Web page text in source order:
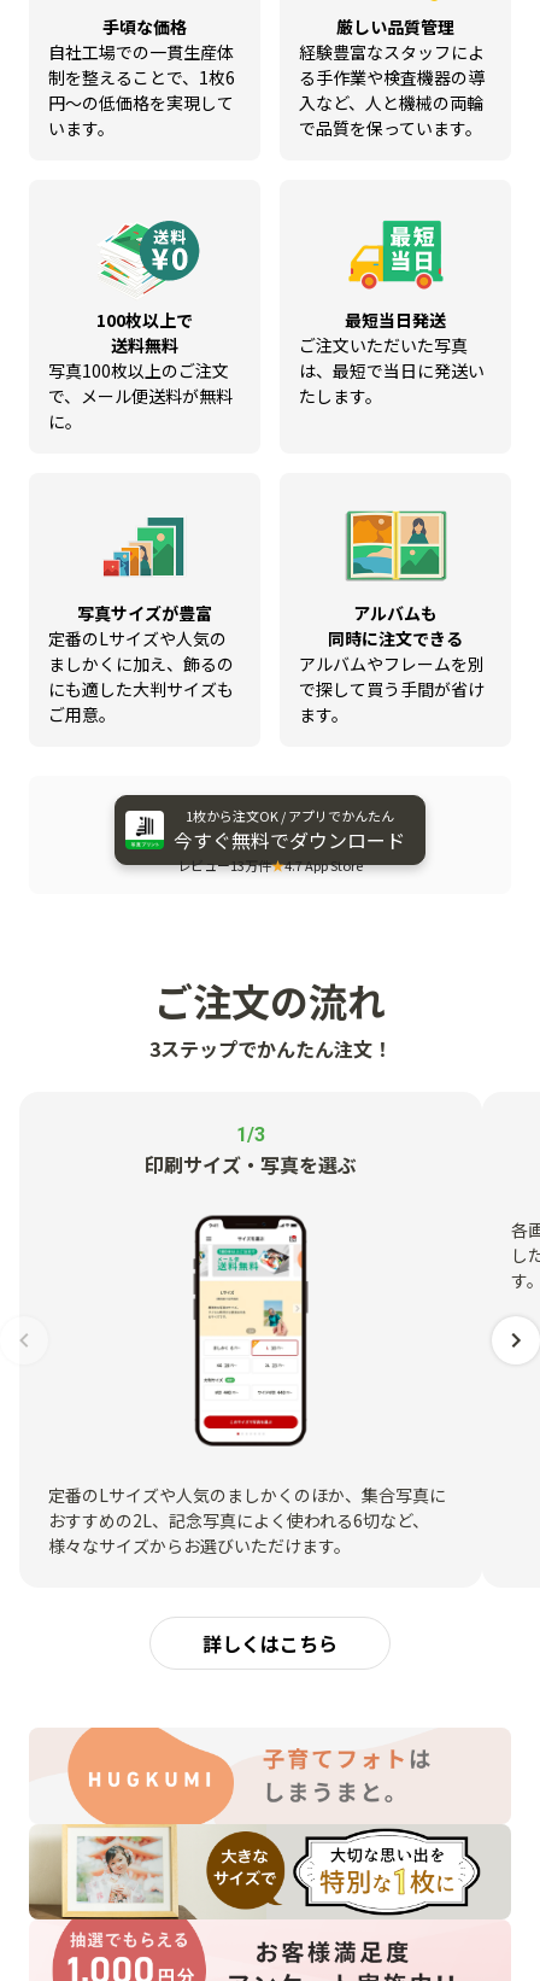
手頃な価格
自社工場での一貫生産体
制を整えることで、1枚6
円～の低価格を実現して
います。
厳しい品質管理
経験豊富なスタッフによ
る手作業や検査機器の導
入など、人と機械の両輪
で品質を保っています。
100枚以上で
送料無料
写真100枚以上のご注文
で、メール便送料が無料
に。
最短当日発送
ご注文いただいた写真
は、最短で当日に発送い
たします。
写真サイズが豊富
定番のLサイズや人気の
ましかくに加え、飾るの
にも適した大判サイズも
ご用意。
アルバムも
同時に注文できる
アルバムやフレームを別
で探して買う手間が省け
ます。
1枚から​注文OK / アプリで​かんたん
今すぐ​無料で​ダウンロード
レビュー13万件★4.7 App Store
ご注文の流れ
3ステップでかんたん注文！
1/3
印刷サイズ・写真を選ぶ
定番のLサイズや人気のましかくのほか、集合写真に
おすすめの2L、記念写真によく使われる6切など、
様々なサイズからお選びいただけます。
各
し
す
詳しくはこちら